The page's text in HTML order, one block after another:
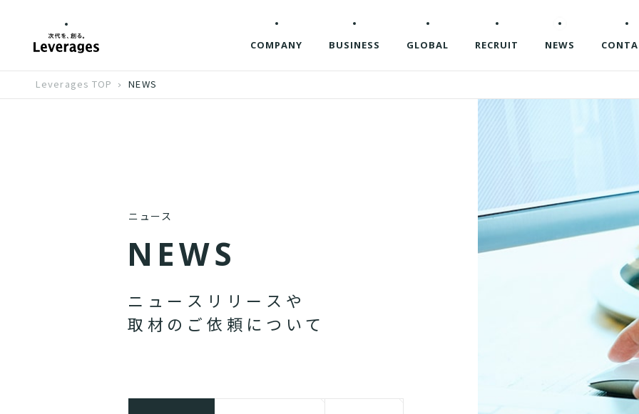
COMPANY BUSINESS GLOBAL RECRUIT NEWS
Leverages TOP NEWS
ニュース
N EWS
ニ ュ ー ス リ リ ー ス や
取 材 の ご 依 頼 に つ い て